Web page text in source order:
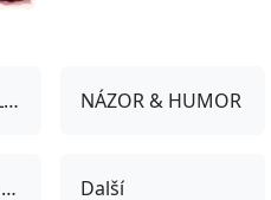
GEEK & POPKULTURA NÁZOR & HUMOR
PROFESNÍ & HOBBY Další